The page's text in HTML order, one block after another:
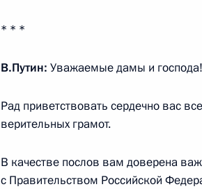
Абдель Азизом Аль Саудом
4 октября 2017 года, среда
4 октября 2017 года, 19:00 Москва,
* * *
В.Путин: Уважаемые дамы и господа!
Рад приветствовать сердечно вас
верительных грамот.
В качестве послов вам доверена
с Правительством Российской